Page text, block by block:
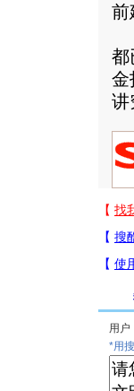
前
都
金
讲
用户
*用